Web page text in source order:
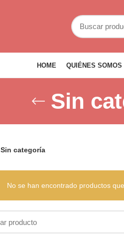
HOME QUIÉNES SOMOS
Sin
Sin categoría
No se han encontrado productos